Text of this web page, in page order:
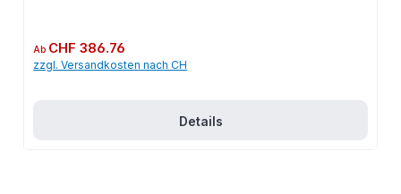
Regulärer Preis:
Ab CHF 386.76
zzgl. Versandkosten nach CH
Details